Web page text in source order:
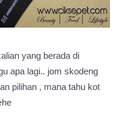
yang berada di
apa lagi.. jom skodeng
pilihan , mana tahu kot